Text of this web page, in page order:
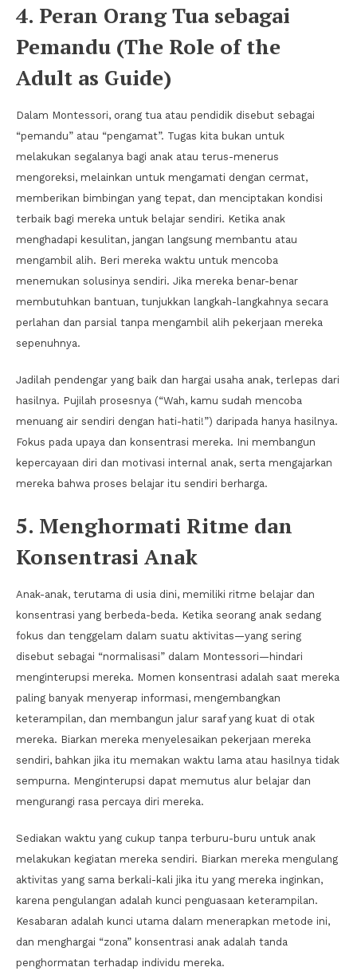
4. Peran Orang Tua sebagai
Pemandu (The Role of the
Adult as Guide)
Dalam Montessori, orang tua atau pendidik disebut sebagai
“pemandu” atau “pengamat”. Tugas kita bukan untuk
melakukan segalanya bagi anak atau terus-menerus
mengoreksi, melainkan untuk mengamati dengan cermat,
memberikan bimbingan yang tepat, dan menciptakan kondisi
terbaik bagi mereka untuk belajar sendiri. Ketika anak
menghadapi kesulitan, jangan langsung membantu atau
mengambil alih. Beri mereka waktu untuk mencoba
menemukan solusinya sendiri. Jika mereka benar-benar
membutuhkan bantuan, tunjukkan langkah-langkahnya secara
perlahan dan parsial tanpa mengambil alih pekerjaan mereka
sepenuhnya.
Jadilah pendengar yang baik dan hargai usaha anak, terlepas dari
hasilnya. Pujilah prosesnya (“Wah, kamu sudah mencoba
menuang air sendiri dengan hati-hati!”) daripada hanya hasilnya.
Fokus pada upaya dan konsentrasi mereka. Ini membangun
kepercayaan diri dan motivasi internal anak, serta mengajarkan
mereka bahwa proses belajar itu sendiri berharga.
5. Menghormati Ritme dan
Konsentrasi Anak
Anak-anak, terutama di usia dini, memiliki ritme belajar dan
konsentrasi yang berbeda-beda. Ketika seorang anak sedang
fokus dan tenggelam dalam suatu aktivitas—yang sering
disebut sebagai “normalisasi” dalam Montessori—hindari
menginterupsi mereka. Momen konsentrasi adalah saat mereka
paling banyak menyerap informasi, mengembangkan
keterampilan, dan membangun jalur saraf yang kuat di otak
mereka. Biarkan mereka menyelesaikan pekerjaan mereka
sendiri, bahkan jika itu memakan waktu lama atau hasilnya tidak
sempurna. Menginterupsi dapat memutus alur belajar dan
mengurangi rasa percaya diri mereka.
Sediakan waktu yang cukup tanpa terburu-buru untuk anak
melakukan kegiatan mereka sendiri. Biarkan mereka mengulang
aktivitas yang sama berkali-kali jika itu yang mereka inginkan,
karena pengulangan adalah kunci penguasaan keterampilan.
Kesabaran adalah kunci utama dalam menerapkan metode ini,
dan menghargai “zona” konsentrasi anak adalah tanda
penghormatan terhadap individu mereka.